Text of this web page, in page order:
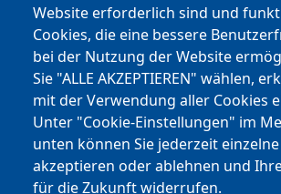
Website erforderlich sind und
Cookies, die eine bessere
bei der Nutzung der Website
Sie "ALLE AKZEPTIEREN" wählen,
mit der Verwendung aller Cookies
Unter "Cookie-Einstellungen" im
unten können Sie jederzeit
akzeptieren oder ablehnen und
für die Zukunft widerrufen.
Youtube
Andere Bereiche
transp. Verwaltung / Amm.
Nationaler Plan für Aufbau und
Cookie-Einstellungen